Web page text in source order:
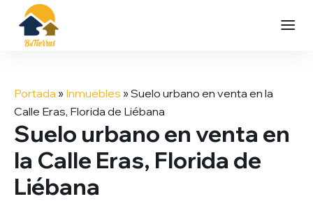
contenido
Portada » Inmuebles »Suelo urbano en venta en la
Calle Eras, Florida de Liébana
Suelo urbano en venta en
la Calle Eras, Florida de
Liébana